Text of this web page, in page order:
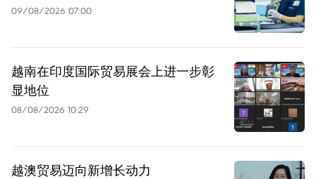
09/08/2026 07:00
越南在印度国际贸易展会上进一步彰
显地位
08/08/2026 10:29
越澳贸易迈向新增长动力